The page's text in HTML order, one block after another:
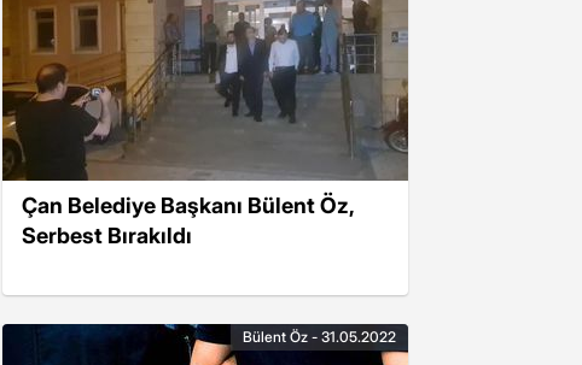
Çan Belediye Başkanı Bülent Öz,
Serbest Bırakıldı
Bülent Öz - 31.05.2022